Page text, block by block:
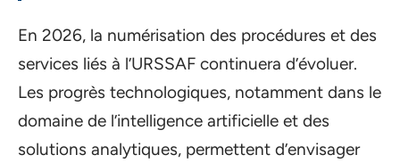
En 2026, la numérisation des procédures et des
services liés à l’URSSAF continuera d’évoluer.
Les progrès technologiques, notamment dans le
domaine de l’intelligence artificielle et des
solutions analytiques, permettent d’envisager